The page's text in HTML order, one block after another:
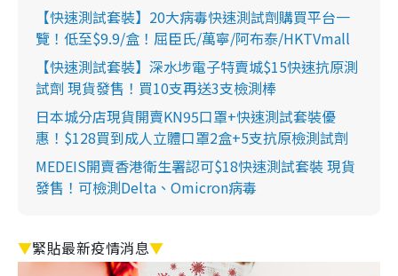
【快速測試套裝】20大病毒快速測試劑購買平台一
覽！低至$9.9/盒！屈臣氏/萬寧/阿布泰/HKTVmall
【快速測試套裝】深水埗電子特賣城$15快速抗原測
試劑 現貨發售！買10支再送3支檢測棒
日本城分店現貨開賣KN95口罩+快速測試套裝優
惠！$128買到成人立體口罩2盒+5支抗原檢測試劑
MEDEIS開賣香港衛生署認可$18快速測試套裝 現貨
發售！可檢測Delta、Omicron病毒
▼緊貼最新疫情消息▼